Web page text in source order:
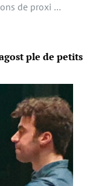
de proxi …
ple de petits